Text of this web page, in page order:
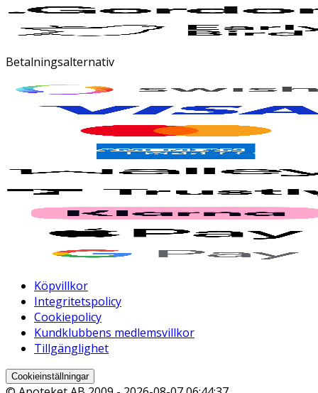
Betalningsalternativ
Köpvillkor
Integritetspolicy
Cookiepolicy
Kundklubbens medlemsvillkor
Tillgänglighet
Cookieinställningar